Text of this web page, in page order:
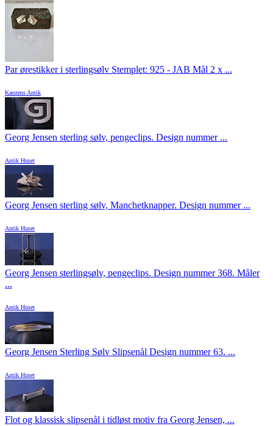
Par ørestikker i sterlingsølv Stemplet: 925 - JAB Mål 2 x ...
Karstens Antik
Georg Jensen sterling sølv, pengeclips. Design nummer ...
Antik Huset
Georg Jensen sterling sølv, Manchetknapper. Design nummer ...
Antik Huset
Georg Jensen sterlingsølv, pengeclips. Design nummer 368. Måler
...
Antik Huset
Georg Jensen Sterling Sølv Slipsenål Design nummer 63. ...
Antik Huset
Flot og klassisk slipsenål i tidløst motiv fra Georg Jensen, ...